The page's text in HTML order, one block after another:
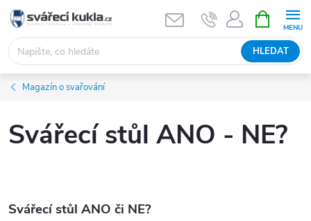
Přejít na obsah
HLEDAT
Magazín o svařování
Svářecí stůl ANO - NE?
Svářecí stůl ANO či NE?